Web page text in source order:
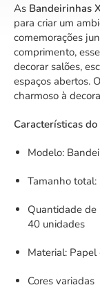
As Bandeirinhas
para criar um
comemorações
comprimento,
decorar salões,
espaços abertos.
charmoso à
Características
Modelo:
Tamanho
Quantidade
40 unidades
Material: Papel
Cores variadas